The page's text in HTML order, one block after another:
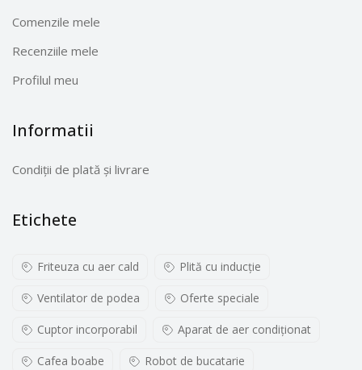
Comenzile mele
Recenziile mele
Profilul meu
Informatii
Condiții de plată și livrare
Etichete
Friteuza cu aer cald Plită cu inducţie
Ventilator de podea Oferte speciale
Cuptor incorporabil Aparat de aer condiționat
Cafea boabe Robot de bucatarie